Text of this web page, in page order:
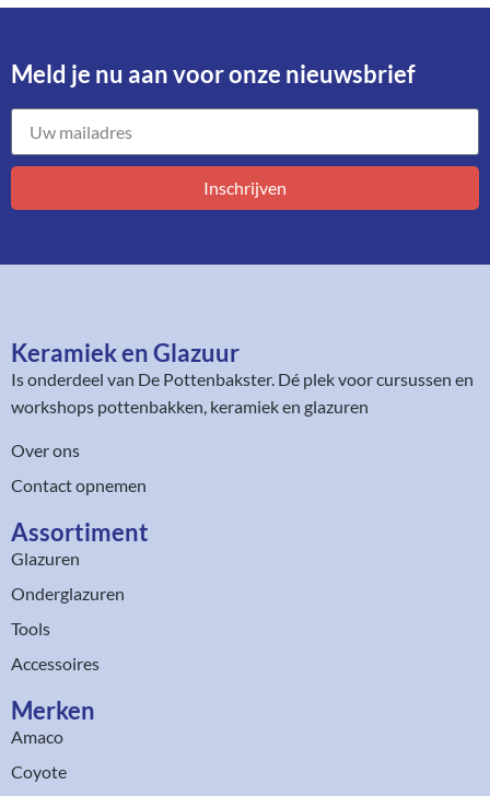
Meld je nu aan voor onze nieuwsbrief​
Inschrijven
Keramiek en Glazuur​
Is onderdeel van De Pottenbakster. Dé plek voor cursussen en
workshops pottenbakken, keramiek en glazuren
Over ons
Contact opnemen
Assortiment​
Glazuren
Onderglazuren
Tools
Accessoires
Merken
Amaco
Coyote